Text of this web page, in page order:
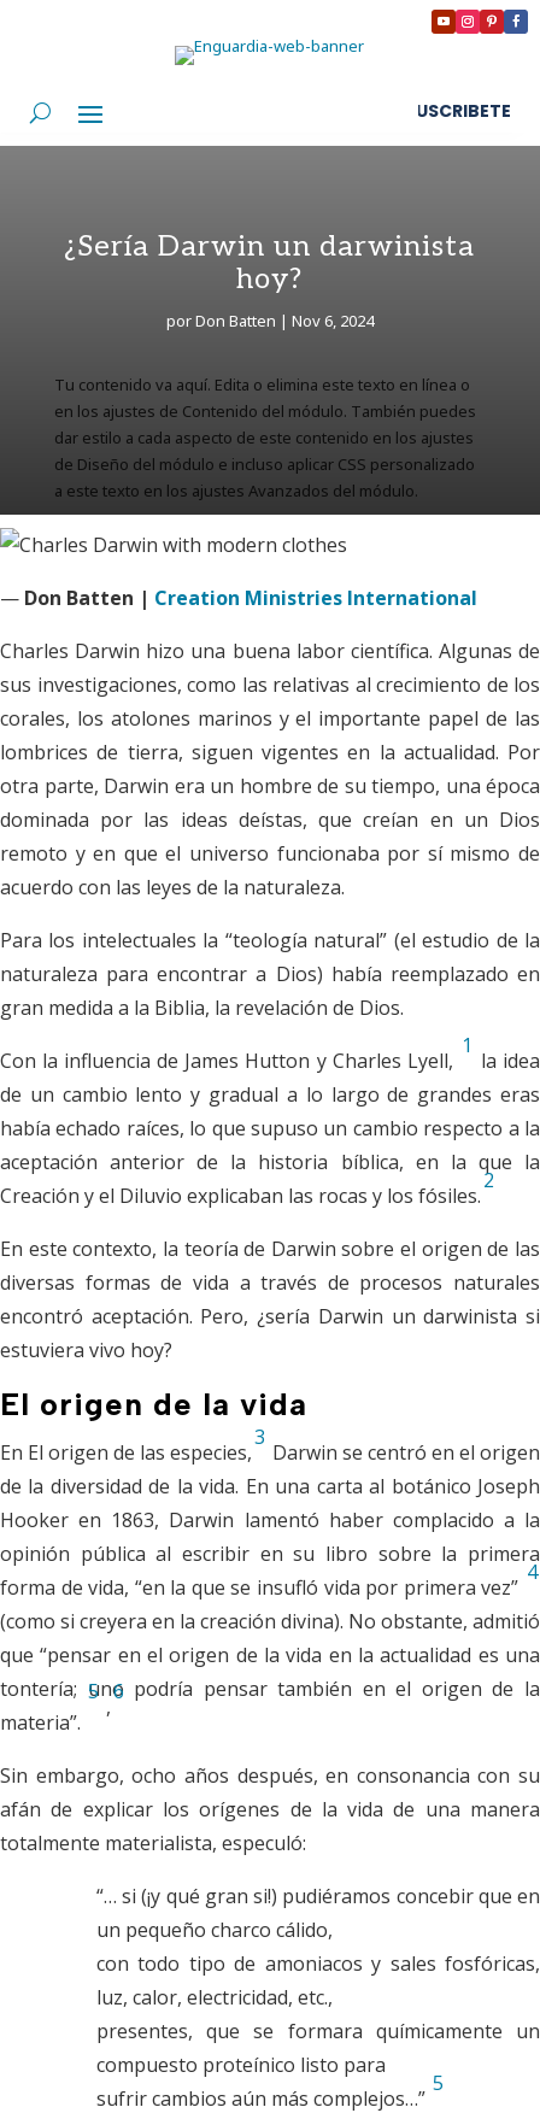
SUSCRIBETE
¿Sería Darwin un darwinista
hoy?
porDon Batten | Nov 6, 2024
Tu contenido va aquí. Edita o elimina este texto en línea o
en los ajustes de Contenido del módulo. También puedes
dar estilo a cada aspecto de este contenido en los ajustes
de Diseño del módulo e incluso aplicar CSS personalizado
a este texto en los ajustes Avanzados del módulo.
— Don Batten | Creation Ministries International
Charles Darwin hizo una buena labor científica. Algunas de
sus investigaciones, como las relativas al crecimiento de los
corales, los atolones marinos y el importante papel de las
lombrices de tierra, siguen vigentes en la actualidad. Por
otra parte, Darwin era un hombre de su tiempo, una época
dominada por las ideas deístas, que creían en un Dios
remoto y en que el universo funcionaba por sí mismo de
acuerdo con las leyes de la naturaleza.
Para los intelectuales la “teología natural” (el estudio de la
naturaleza para encontrar a Dios) había reemplazado en
gran medida a la Biblia, la revelación de Dios.
Con la influencia de James Hutton y Charles Lyell,
1
la idea
de un cambio lento y gradual a lo largo de grandes eras
había echado raíces, lo que supuso un cambio respecto a la
aceptación anterior de la historia bíblica, en la que la
Creación y el Diluvio explicaban las rocas y los fósiles.
2
En este contexto, la teoría de Darwin sobre el origen de las
diversas formas de vida a través de procesos naturales
encontró aceptación. Pero, ¿sería Darwin un darwinista si
estuviera vivo hoy?
El origen de la vida
En El origen de las especies,
3
Darwin se centró en el origen
de la diversidad de la vida. En una carta al botánico Joseph
Hooker en 1863, Darwin lamentó haber complacido a la
opinión pública al escribir en su libro sobre la primera
forma de vida, “en la que se insufló vida por primera vez”
4
(como si creyera en la creación divina). No obstante, admitió
que “pensar en el origen de la vida en la actualidad es una
tontería; uno podría pensar también en el origen de la
materia”.
5
,
6
Sin embargo, ocho años después, en consonancia con su
afán de explicar los orígenes de la vida de una manera
totalmente materialista, especuló:
“… si (¡y qué gran si!) pudiéramos concebir que en
un pequeño charco cálido,
con todo tipo de amoniacos y sales fosfóricas,
luz, calor, electricidad, etc.,
presentes, que se formara químicamente un
compuesto proteínico listo para
sufrir cambios aún más complejos…”
5